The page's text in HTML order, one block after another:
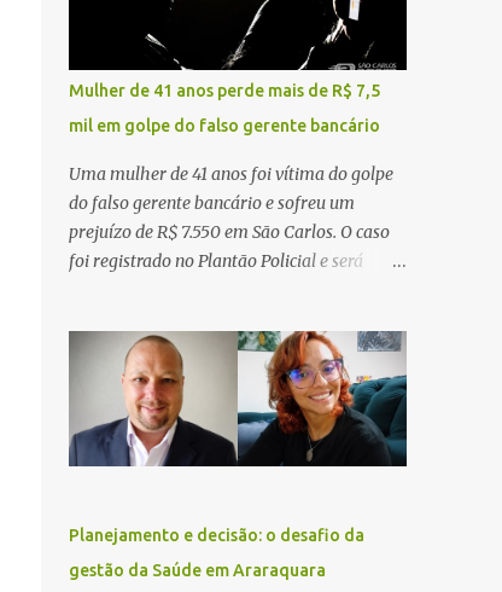
Mulher de 41 anos perde mais de R$ 7,5
mil em golpe do falso gerente bancário
Uma mulher de 41 anos foi vítima do golpe
do falso gerente bancário e sofreu um
prejuízo de R$ 7.550 em São Carlos. O caso
foi registrado no Plantão Policial e será
ocorrência, a vítima recebeu contato pelo
WhatsApp de um homem que afirmava ser
o novo gerente da conta bancária da
empresa. O suspeito alegou que seria
necessário atualizar o cadastro da conta e
procedimentos que deveriam ser realizados.
Dias depois, o golpista enviou um
documento em PDF simulando uma
Planejamento e decisão: o desafio da
gestão da Saúde em Araraquara